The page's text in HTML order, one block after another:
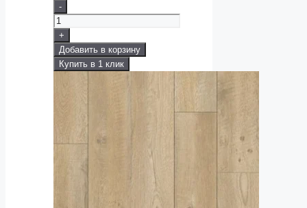
-
+
Добавить в корзину
Купить в 1 клик